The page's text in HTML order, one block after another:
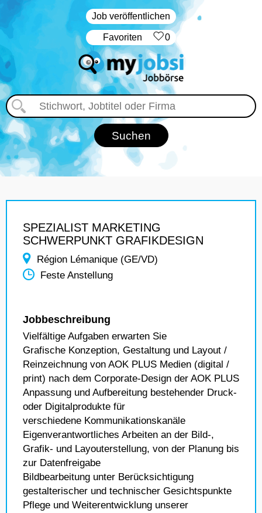
Job veröffentlichen
‏Favoriten 0
SPEZIALIST MARKETING
SCHWERPUNKT GRAFIKDESIGN
Région Lémanique (GE/VD)
Feste Anstellung
Jobbeschreibung
Vielfältige Aufgaben erwarten Sie
Grafische Konzeption, Gestaltung und Layout /
Reinzeichnung von AOK PLUS Medien (digital /
print) nach dem Corporate-Design der AOK PLUS
Anpassung und Aufbereitung bestehender Druck-
oder Digitalprodukte für
verschiedene Kommunikationskanäle
Eigenverantwortliches Arbeiten an der Bild-,
Grafik- und Layouterstellung, von der Planung bis
zur Datenfreigabe
Bildbearbeitung unter Berücksichtigung
gestalterischer und technischer Gesichtspunkte
Pflege und Weiterentwicklung unserer